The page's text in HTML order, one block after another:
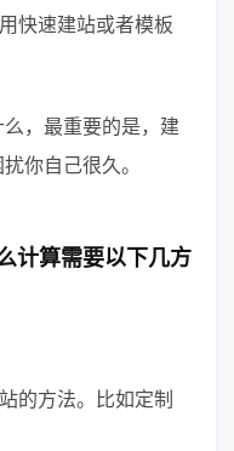
快速建站或者模板
，最重要的是，建
你自己很久。
计算需要以下几方
的方法。比如定制